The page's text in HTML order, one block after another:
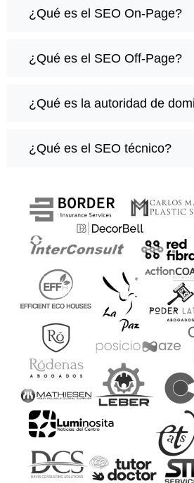
¿Qué es el SEO On-Page?
¿Qué es el SEO Off-Page?
¿Qué es la autoridad de
¿Qué es el SEO técnico?